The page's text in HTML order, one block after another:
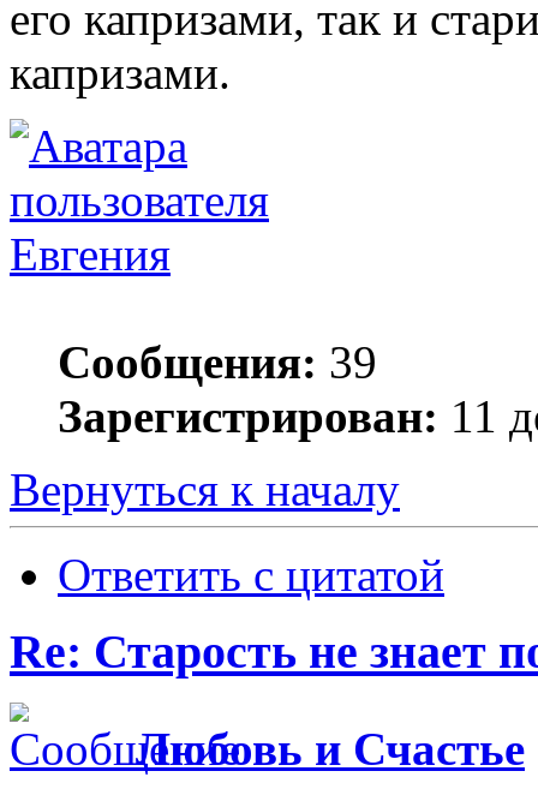
его капризами, так и
капризами.
Евгения
Сообщения: 39
Зарегистрирован: 11
Вернуться к началу
Ответить с цитатой
Re: Старость не знает
Любовь и Счастье